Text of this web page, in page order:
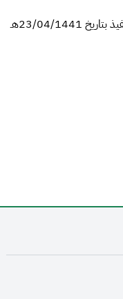
وأشارت الهيئة إلى أن الوثيقة ستدخل حيز التنفيذ بتاريخ 23/04/1441هـ